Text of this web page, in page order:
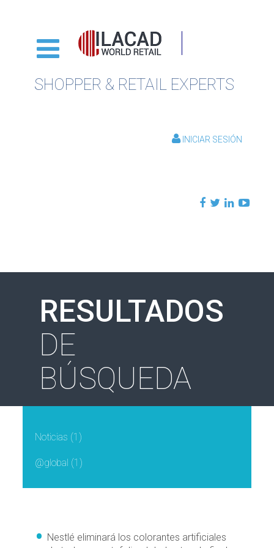
SHOPPER & RETAIL EXPERTS
INICIAR SESIÓN
RESULTADOS
DE
BÚSQUEDA
Noticias (1)
@global (1)
Nestlé eliminará los colorantes artificiales